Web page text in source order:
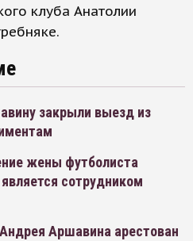
клуба Анатолии
закрыли выезд из
жены футболиста
сотрудником
Аршавина арестован